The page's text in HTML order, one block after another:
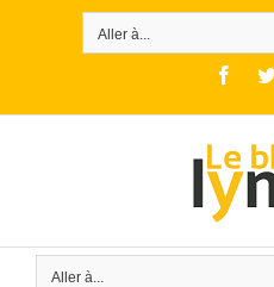
Aller à...
Aller à...